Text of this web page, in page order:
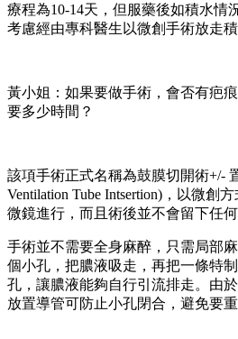
療程為10-14天，但服藥後如積水情
考慮經由專科醫生以微創手術放走積
黃小姐：如果要做手術，會否有疤
要多少時間？
該項手術正式名稱為鼓膜切開術+/-
Ventilation Tube Intsertion)，以微創
微鏡進行，而且術後並不會留下任何
手術並不需要全身麻醉，只需局部
個小孔，把膿液吸走，再把一條特
孔，讓膿液能夠自行引流排走。由
放置導管可防止小孔閉合，避免要重